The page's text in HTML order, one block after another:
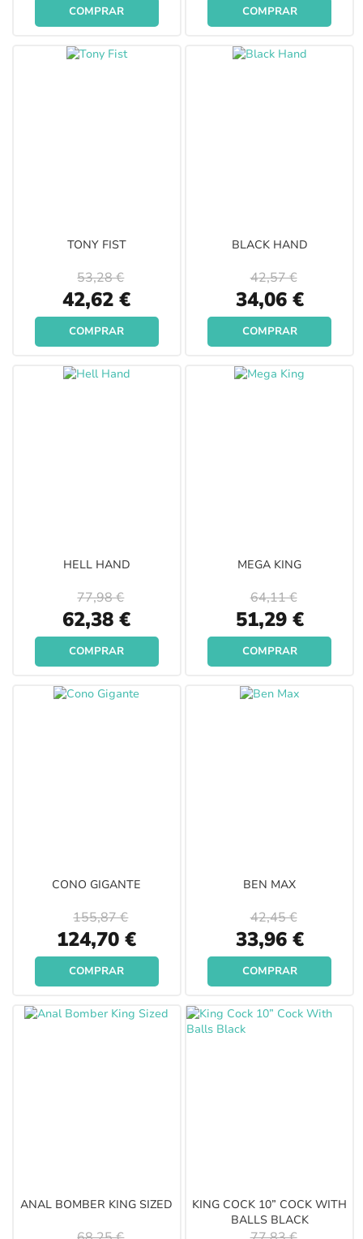
COMPRAR COMPRAR
TONY FIST
Special
Price
42,62 €
53,28 €
COMPRAR
BLACK HAND
Special
Price
34,06 €
42,57 €
COMPRAR
HELL HAND
Special
Price
62,38 €
77,98 €
COMPRAR
MEGA KING
Special
Price
51,29 €
64,11 €
COMPRAR
CONO GIGANTE
Special
Price
124,70 €
155,87 €
COMPRAR
BEN MAX
Special
Price
33,96 €
42,45 €
COMPRAR
ANAL BOMBER KING SIZED
KING COCK 10” COCK WITH
BALLS BLACK